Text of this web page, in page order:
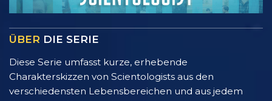
ÜBER DIE SERIE
Diese Serie umfasst kurze, erhebende
Charakterskizzen von Scientologists aus den
verschiedensten Lebensbereichen und aus jedem